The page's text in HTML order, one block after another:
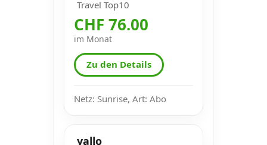
Travel Top10
CHF 76.00
im Monat
Zu den Details
Netz: Sunrise, Art: Abo
yallo